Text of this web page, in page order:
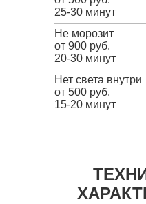
25-30 минут
Не морозит
от 900 руб.
20-30 минут
Нет света внутри
от 500 руб.
15-20 минут